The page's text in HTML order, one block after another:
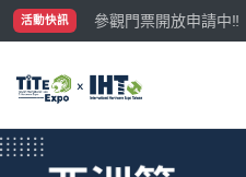
活動快訊
參觀門票開放申請中‼️
最大規模台灣五金展